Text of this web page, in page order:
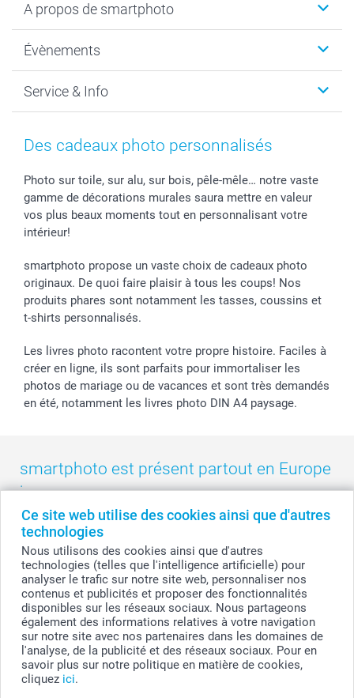
Ce site web utilise des cookies ainsi que d'autres
technologies
Nous utilisons des cookies ainsi que d'autres
technologies (telles que l'intelligence artificielle) pour
analyser le trafic sur notre site web, personnaliser nos
contenus et publicités et proposer des fonctionnalités
disponibles sur les réseaux sociaux. Nous partageons
également des informations relatives à votre navigation
sur notre site avec nos partenaires dans les domaines de
l'analyse, de la publicité et des réseaux sociaux. Pour en
savoir plus sur notre politique en matière de cookies,
cliquez ici.
Cadeaux photo
MyNameBook
Développement photo & Tirage photo
Cadres photo & accessoires déco
Stickers & Etiquettes
Chèque Cadeau
A propos de smartphoto
Durabilité
Gestion des cookies
Mentions Légales
Affiliation
Investor Relations
B2B smartbusiness
Évènements
Nouvel An
Fête des Mères
Confirmation ou communion
Mariage
Fête d'anniversaire
Tous les évènements
Service & Info
Tarifs et frais de livraison
Livraison en 48 heures
Modes de Paiement
Identifiez-vous
Statut de ma commande
smarfriends
smartgarantie
smartbonus
Des cadeaux photo personnalisés
Photo sur toile, sur alu, sur bois, pêle-mêle… notre vaste
gamme de décorations murales saura mettre en valeur
vos plus beaux moments tout en personnalisant votre
intérieur!
smartphoto propose un vaste choix de cadeaux photo
originaux. De quoi faire plaisir à tous les coups! Nos
produits phares sont notamment les tasses, coussins et
t-shirts personnalisés.
Les livres photo racontent votre propre histoire. Faciles à
créer en ligne, ils sont parfaits pour immortaliser les
photos de mariage ou de vacances et sont très demandés
en été, notamment les livres photo DIN A4 paysage.
smartphoto est présent partout en Europe
:
België - Belgique - Danmark - Deutschland - France - Ireland
- Nederland - Norge
Switzerland - Suomi - Sverige - United Kingdom
Other Countries
Tous les prix sont en francs suisses (CHF), TVA incluse et hors frais de port.